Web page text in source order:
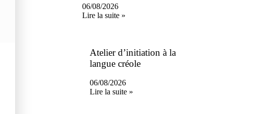
06/08/2026
Lire la suite »
Atelier d’initiation à la
langue créole
06/08/2026
Lire la suite »